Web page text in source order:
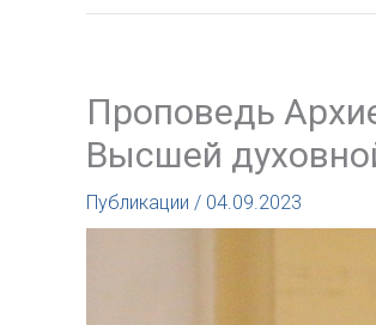
Проповедь
Высшей
Публикации / 04.09.2023